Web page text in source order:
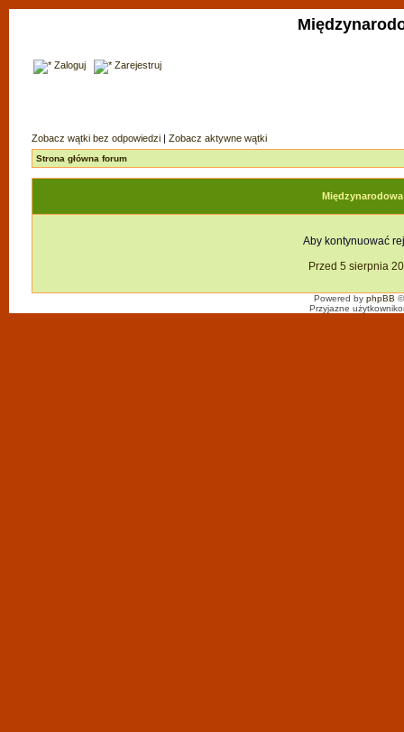
Zaloguj Zarejestruj
Zobacz wątki bez odpowiedzi | Zobacz aktywne wątki
Strona główna forum
Aby kontynuować
Przed 5 sierpnia
Powered by phpBB
Przyjazne